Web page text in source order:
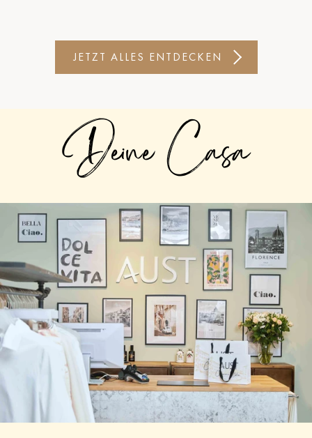
JETZT ALLES ENTDECKEN
Deine Casa